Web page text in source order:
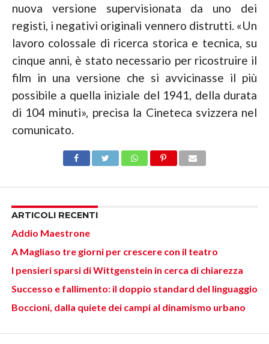
nuova versione supervisionata da uno dei
registi, i negativi originali vennero distrutti. «Un
lavoro colossale di ricerca storica e tecnica, su
cinque anni, è stato necessario per ricostruire il
film in una versione che si avvicinasse il più
possibile a quella iniziale del 1941, della durata
di 104 minuti», precisa la Cineteca svizzera nel
comunicato.
ARTICOLI RECENTI
Addio Maestrone
A Magliaso tre giorni per crescere con il teatro
I pensieri sparsi di Wittgenstein in cerca di chiarezza
Successo e fallimento: il doppio standard del linguaggio
Boccioni, dalla quiete dei campi al dinamismo urbano